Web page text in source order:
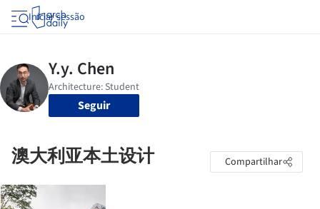
Iniciar sessão
Seguir
澳大利亚本土设计 Compartilhar